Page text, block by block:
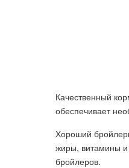
Качественный
обеспечивает
Хороший
жиры, витамины
бройлеров.